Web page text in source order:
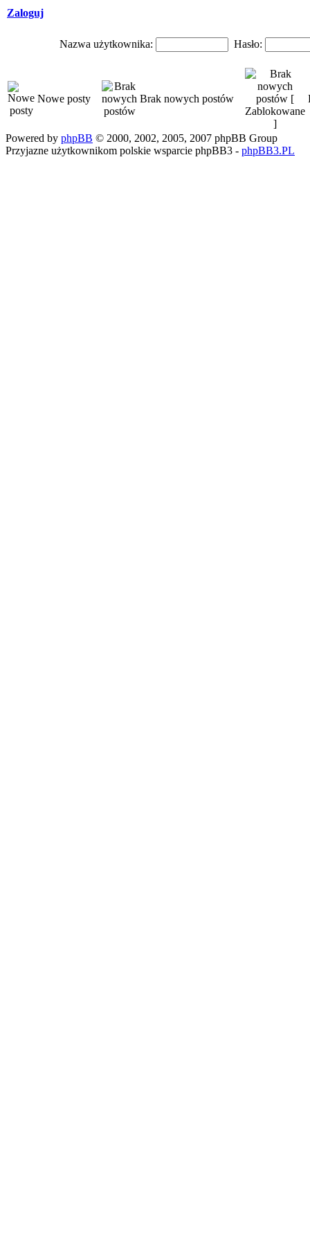
Zaloguj
Nazwa użytkownika: Hasło:
Nowe posty Brak nowych postów
Powered by phpBB © 2000, 2002, 2005, 2007 phpBB Group
Przyjazne użytkownikom polskie wsparcie phpBB3 - phpBB3.PL